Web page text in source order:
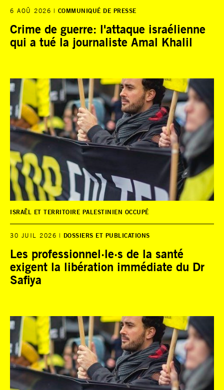
6 AOÛ 2026 COMMUNIQUÉ DE PRESSE
Crime de guerre: l'attaque israélienne
qui a tué la journaliste Amal Khalil
ISRAËL ET TERRITOIRE PALESTINIEN OCCUPÉ
30 JUIL 2026 DOSSIERS ET PUBLICATIONS
Les professionnel·le·s de la santé
exigent la libération immédiate du Dr
Safiya